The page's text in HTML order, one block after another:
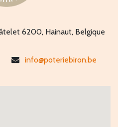
6200, Hainaut, Belgique
info@poteriebiron.be